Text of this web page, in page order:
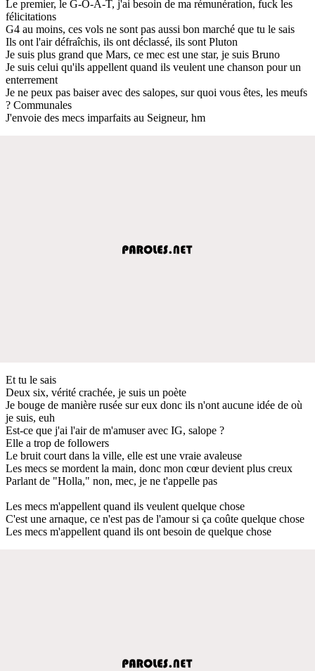
Le premier, le G-O-A-T, j'ai besoin de ma rémunération, fuck les
félicitations
G4 au moins, ces vols ne sont pas aussi bon marché que tu le sais
Ils ont l'air défraîchis, ils ont déclassé, ils sont Pluton
Je suis plus grand que Mars, ce mec est une star, je suis Bruno
Je suis celui qu'ils appellent quand ils veulent une chanson pour un
enterrement
Je ne peux pas baiser avec des salopes, sur quoi vous êtes, les meufs
? Communales
J'envoie des mecs imparfaits au Seigneur, hm
Et tu le sais
Deux six, vérité crachée, je suis un poète
Je bouge de manière rusée sur eux donc ils n'ont aucune idée de où
je suis, euh
Est-ce que j'ai l'air de m'amuser avec IG, salope ?
Elle a trop de followers
Le bruit court dans la ville, elle est une vraie avaleuse
Les mecs se mordent la main, donc mon cœur devient plus creux
Parlant de "Holla," non, mec, je ne t'appelle pas
Les mecs m'appellent quand ils veulent quelque chose
C'est une arnaque, ce n'est pas de l'amour si ça coûte quelque chose
Les mecs m'appellent quand ils ont besoin de quelque chose